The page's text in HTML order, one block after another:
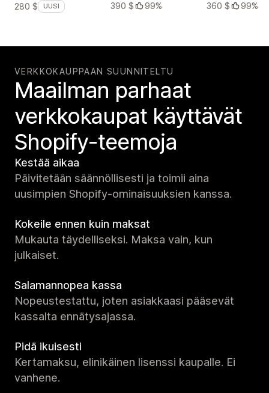
280 $
UUSI
390 $
99%
360 $
99%
VERKKOKAUPPAAN SUUNNITELTU
Maailman parhaat
verkko­kaupat käyttävät
Shopify-teemoja
Kestää aikaa
Päivitetään säännöllisesti ja toimii aina
uusimpien Shopify-ominaisuuksien kanssa.
Kokeile ennen kuin maksat
Mukauta täydelliseksi. Maksa vain, kun
julkaiset.
Salamannopea kassa
Nopeustestattu, joten asiakkaasi pääsevät
kassalta ennätysajassa.
Pidä ikuisesti
Kertamaksu, elinikäinen lisenssi kaupalle. Ei
vanhene.